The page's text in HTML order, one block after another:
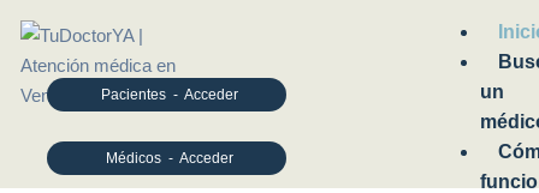
un
Médicos - Acceder
Pacientes - Acceder